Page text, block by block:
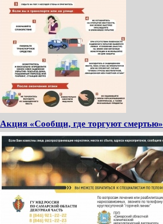
Акция «Сообщи, где торгуют смертью»